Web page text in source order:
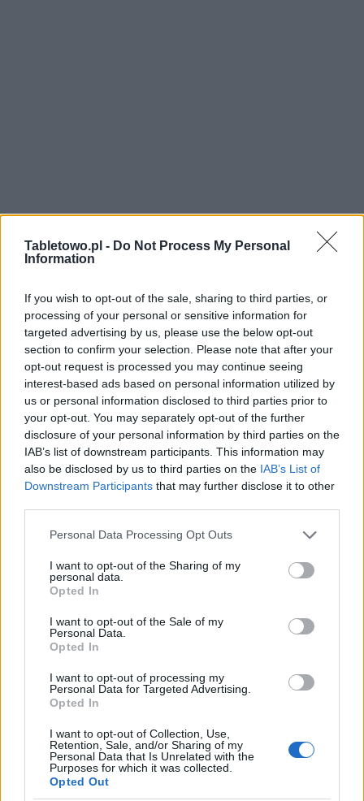
Tabletowo.pl - Do Not Process My Personal
Information
If you wish to opt-out of the sale, sharing to third parties, or
processing of your personal or sensitive information for
targeted advertising by us, please use the below opt-out
section to confirm your selection. Please note that after your
opt-out request is processed you may continue seeing
interest-based ads based on personal information utilized by
us or personal information disclosed to third parties prior to
your opt-out. You may separately opt-out of the further
disclosure of your personal information by third parties on the
IAB’s list of downstream participants. This information may
also be disclosed by us to third parties on the IAB’s List of
Downstream Participants that may further disclose it to other
Please note that this website/app uses one or more Google
not limited to your visit or usage behaviour. You may click to
grant or deny consent to Google and its third-party tags to
use your data for below specified purposes in below Google
consent section.
Personal Data Processing Opt Outs
I want to opt-out of the Sharing of my
personal data.
Opted In
I want to opt-out of the Sale of my
Personal Data.
Opted In
I want to opt-out of processing my
Personal Data for Targeted Advertising.
Opted In
I want to opt-out of Collection, Use,
Retention, Sale, and/or Sharing of my
Personal Data that Is Unrelated with the
Purposes for which it was collected.
Opted Out